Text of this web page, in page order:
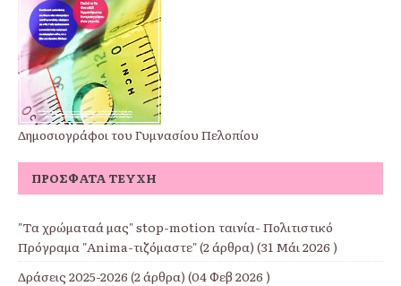
Δημοσιογράφοι του Γυμνασίου Πελοπίου
ΠΡΌΣΦΑΤΑ ΤΕΎΧΗ
"Τα χρώματαά μας" stop-motion ταινία- Πολιτιστικό
Πρόγραμα "Anima-τιζόμαστε"(2 άρθρα) (31 Μάι 2026 )
Δράσεις 2025-2026 (2 άρθρα) (04 Φεβ 2026 )